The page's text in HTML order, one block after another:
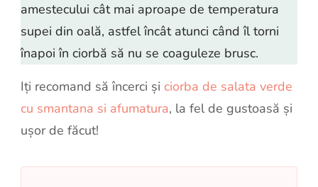
amestecului cât mai aproape de temperatura
supei din oală, astfel încât atunci când îl torni
înapoi în ciorbă să nu se coaguleze brusc.
Iți recomand să încerci și ciorba de salata verde
cu smantana si afumatura, la fel de gustoasă și
ușor de făcut!